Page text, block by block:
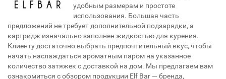
удобным размерам и простоте
использования. Большая часть
предложений не требует дополнительной подзарядки, а
картридж изначально заполнен жидкостью для курения.
Клиенту достаточно выбрать предпочтительный вкус, чтобы
начать наслаждаться ароматным паром на указанное
количество затяжек с доставкой на дом. Мы предлагаем вам
ознакомиться с обзором продукции Elf Bar — бренда,